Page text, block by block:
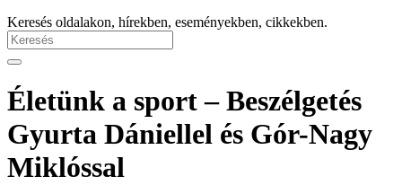
Keresés oldalakon, hírekben, eseményekben, cikkekben.
Életünk a sport – Beszélgetés
Gyurta Dániellel és Gór-Nagy
Miklóssal